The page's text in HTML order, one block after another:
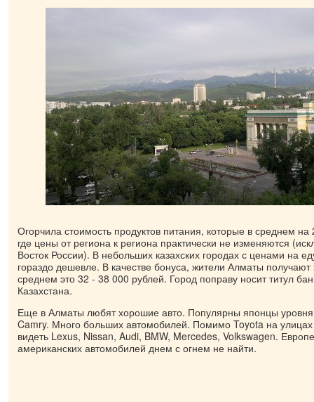
Огорчила стоимость продуктов питания, которые в среднем
где цены от региона к региона практически не изменяются
Восток России). В небольших казахских городах с ценами на
гораздо дешевле. В качестве бонуса, жители Алматы
среднем это 32 - 38 000 рублей. Город поправу носит титул
Казахстана.
Еще в Алматы любят хорошие авто. Популярны японцы
Camry. Много больших автомобилей. Помимо Toyota на
видеть Lexus, Nissan, Audi, BMW, Mercedes, Volkswagen.
американских автомобилей днем с огнем не найти.